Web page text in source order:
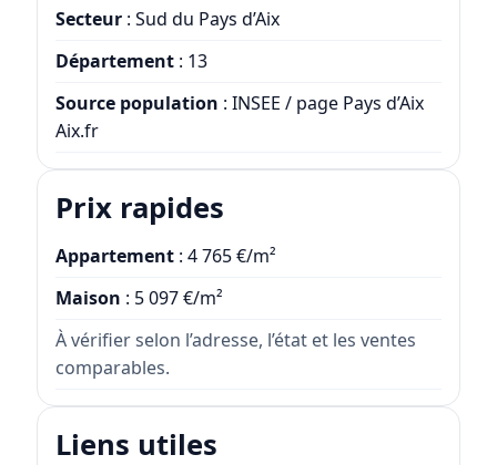
Secteur: Sud du Pays d’Aix
Département: 13
Source population : INSEE / page Pays d’Aix
Aix.fr
Prix rapides
Appartement: 4 765 €/m²
Maison : 5 097 €/m²
À vérifier selon l’adresse, l’état et les ventes
comparables.
Liens utiles